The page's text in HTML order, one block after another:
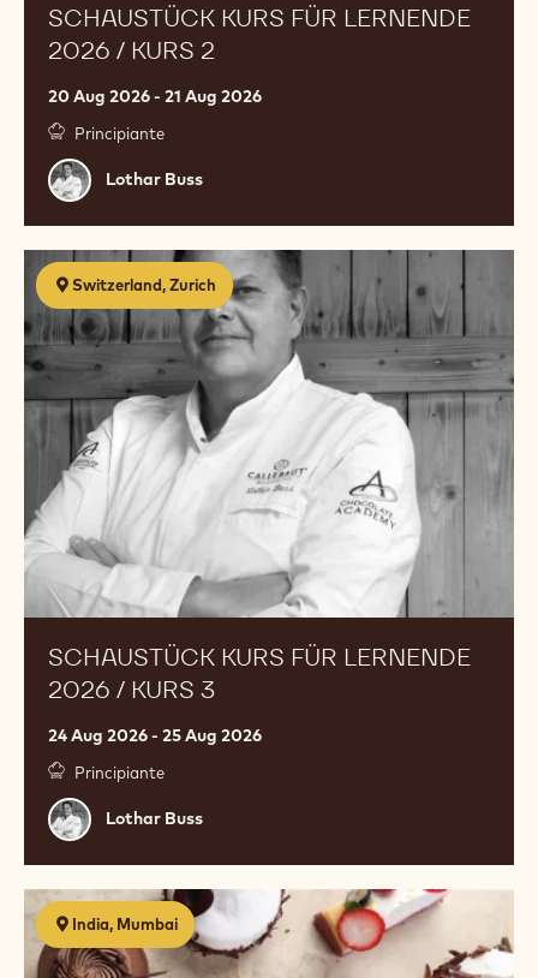
SCHAUSTÜCK KURS FÜR LERNENDE
2026 / KURS 2
20 Aug 2026 - 21 Aug 2026
Principiante
Lothar
Buss
Lothar Buss
Switzerland, Zurich
SCHAUSTÜCK KURS FÜR LERNENDE
2026 / KURS 3
24 Aug 2026 - 25 Aug 2026
Principiante
Lothar
Buss
Lothar Buss
Schaustück
Kurs
für
Lernende
2026
/
India, Mumbai
Egg
Free
Pastry